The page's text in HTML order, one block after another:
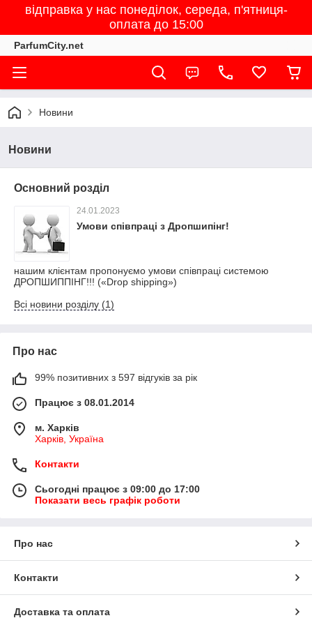
відправка у нас понеділок, середа, п'ятниця-
оплата до 15:00
ParfumCity.net
Новини
Новини
Основний розділ
24.01.2023
Умови співпраці з Дропшипінг!
нашим клієнтам пропонуємо умови співпраці системою
ДРОПШИППІНГ!!! («Drop shipping»)
Всі новини розділу (1)
Про нас
99% позитивних з 597 відгуків за рік
Працює з 08.01.2014
м. Харків
Харків, Україна
Контакти
Сьогодні працює з 09:00 до 17:00
Показати весь графік роботи
Про нас
Контакти
Доставка та оплата